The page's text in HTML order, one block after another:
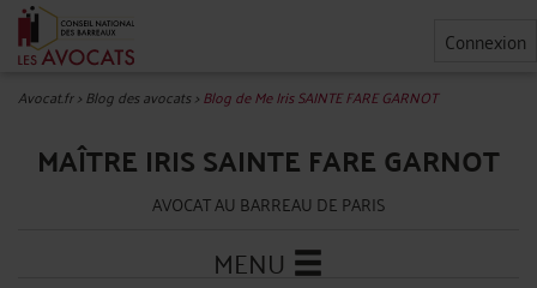
Connexion
Avocat.fr>Blog des avocats>Blog de Me Iris SAINTE FARE GARNOT
MAÎTRE IRIS SAINTE FARE GARNOT
AVOCAT AU BARREAU DE PARIS
MENU